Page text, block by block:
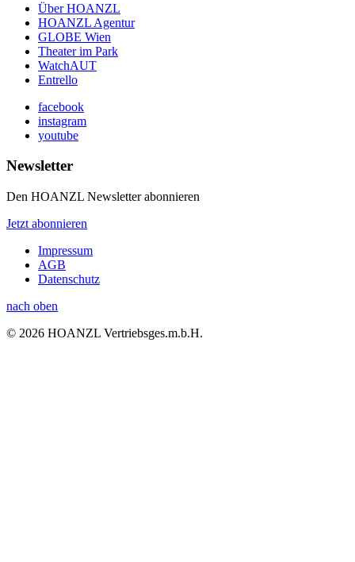
Über HOANZL
HOANZL Agentur
GLOBE Wien
Theater im Park
WatchAUT
Entrello
facebook
instagram
youtube
Newsletter
Den HOANZL Newsletter abonnieren
Jetzt abonnieren
Impressum
AGB
Datenschutz
nach oben
© 2026 HOANZL Vertriebsges.m.b.H.